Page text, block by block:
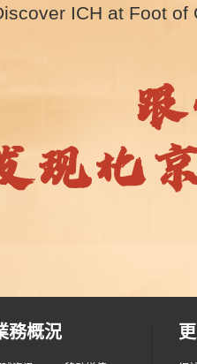
ICH at Foot of
務概況